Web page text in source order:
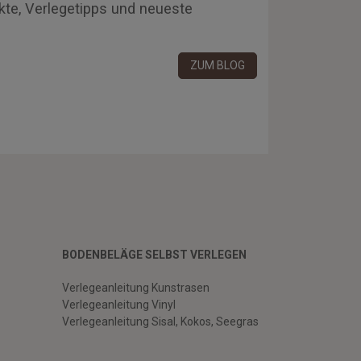
Verlegetipps und neueste
ZUM BLOG
BODENBELÄGE SELBST VERLEGEN
Verlegeanleitung Kunstrasen
Verlegeanleitung Vinyl
Verlegeanleitung Sisal, Kokos, Seegras